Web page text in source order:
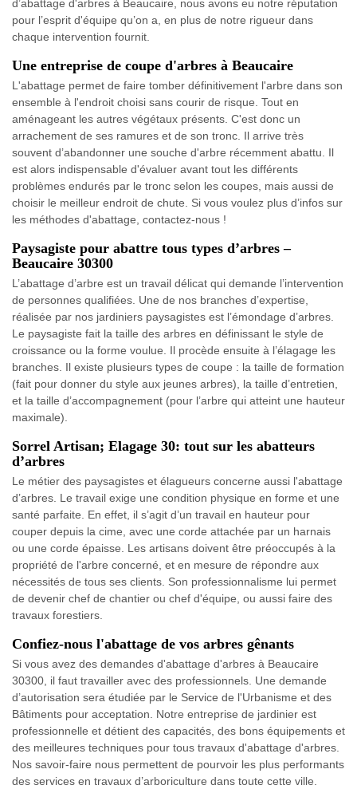
d’abattage d'arbres à Beaucaire, nous avons eu notre réputation
pour l’esprit d'équipe qu’on a, en plus de notre rigueur dans
chaque intervention fournit.
Une entreprise de coupe d'arbres à Beaucaire
L'abattage permet de faire tomber définitivement l'arbre dans son
ensemble à l'endroit choisi sans courir de risque. Tout en
aménageant les autres végétaux présents. C'est donc un
arrachement de ses ramures et de son tronc. Il arrive très
souvent d’abandonner une souche d'arbre récemment abattu. Il
est alors indispensable d'évaluer avant tout les différents
problèmes endurés par le tronc selon les coupes, mais aussi de
choisir le meilleur endroit de chute. Si vous voulez plus d’infos sur
les méthodes d'abattage, contactez-nous !
Paysagiste pour abattre tous types d’arbres –
Beaucaire 30300
L’abattage d’arbre est un travail délicat qui demande l’intervention
de personnes qualifiées. Une de nos branches d’expertise,
réalisée par nos jardiniers paysagistes est l’émondage d’arbres.
Le paysagiste fait la taille des arbres en définissant le style de
croissance ou la forme voulue. Il procède ensuite à l’élagage les
branches. Il existe plusieurs types de coupe : la taille de formation
(fait pour donner du style aux jeunes arbres), la taille d’entretien,
et la taille d’accompagnement (pour l’arbre qui atteint une hauteur
maximale).
Sorrel Artisan; Elagage 30: tout sur les abatteurs
d’arbres
Le métier des paysagistes et élagueurs concerne aussi l'abattage
d’arbres. Le travail exige une condition physique en forme et une
santé parfaite. En effet, il s’agit d’un travail en hauteur pour
couper depuis la cime, avec une corde attachée par un harnais
ou une corde épaisse. Les artisans doivent être préoccupés à la
propriété de l'arbre concerné, et en mesure de répondre aux
nécessités de tous ses clients. Son professionnalisme lui permet
de devenir chef de chantier ou chef d'équipe, ou aussi faire des
travaux forestiers.
Confiez-nous l'abattage de vos arbres gênants
Si vous avez des demandes d'abattage d'arbres à Beaucaire
30300, il faut travailler avec des professionnels. Une demande
d’autorisation sera étudiée par le Service de l'Urbanisme et des
Bâtiments pour acceptation. Notre entreprise de jardinier est
professionnelle et détient des capacités, des bons équipements et
des meilleures techniques pour tous travaux d'abattage d'arbres.
Nos savoir-faire nous permettent de pourvoir les plus performants
des services en travaux d’arboriculture dans toute cette ville.